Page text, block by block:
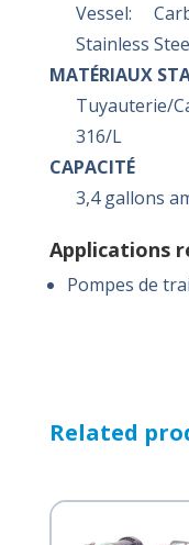
Vessel:
Stainless
MATÉRIAUX
Tuyauterie/
316/L
CAPACITÉ
3,4 gallons
Applications
Pompes de
Related